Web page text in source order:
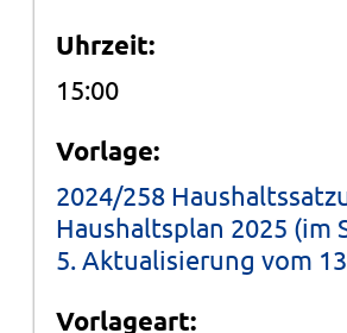
Uhrzeit:
15:00
Vorlage:
2024/258
Haushaltsplan 2025 (im
5. Aktualisierung vom
Vorlageart: